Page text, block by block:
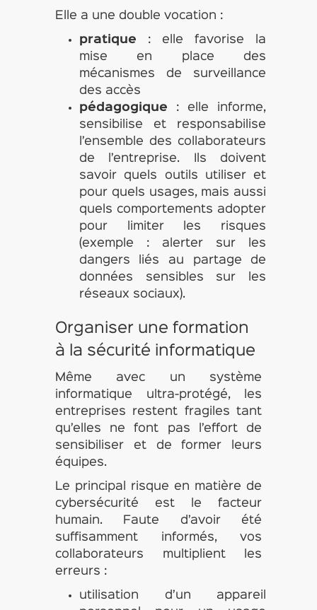
Elle a une double vocation :
pratique : elle favorise la
mise en place des
mécanismes de surveillance
des accès
pédagogique : elle informe,
sensibilise et responsabilise
l’ensemble des collaborateurs
de l’entreprise. Ils doivent
savoir quels outils utiliser et
pour quels usages, mais aussi
quels comportements adopter
pour limiter les risques
(exemple : alerter sur les
dangers liés au partage de
données sensibles sur les
réseaux sociaux).
Organiser une formation
à la sécurité informatique
Même avec un système
informatique ultra-protégé, les
entreprises restent fragiles tant
qu’elles ne font pas l’effort de
sensibiliser et de former leurs
équipes.
Le principal risque en matière de
cybersécurité est le facteur
humain. Faute d’avoir été
suffisamment informés, vos
collaborateurs multiplient les
erreurs :
utilisation d’un appareil